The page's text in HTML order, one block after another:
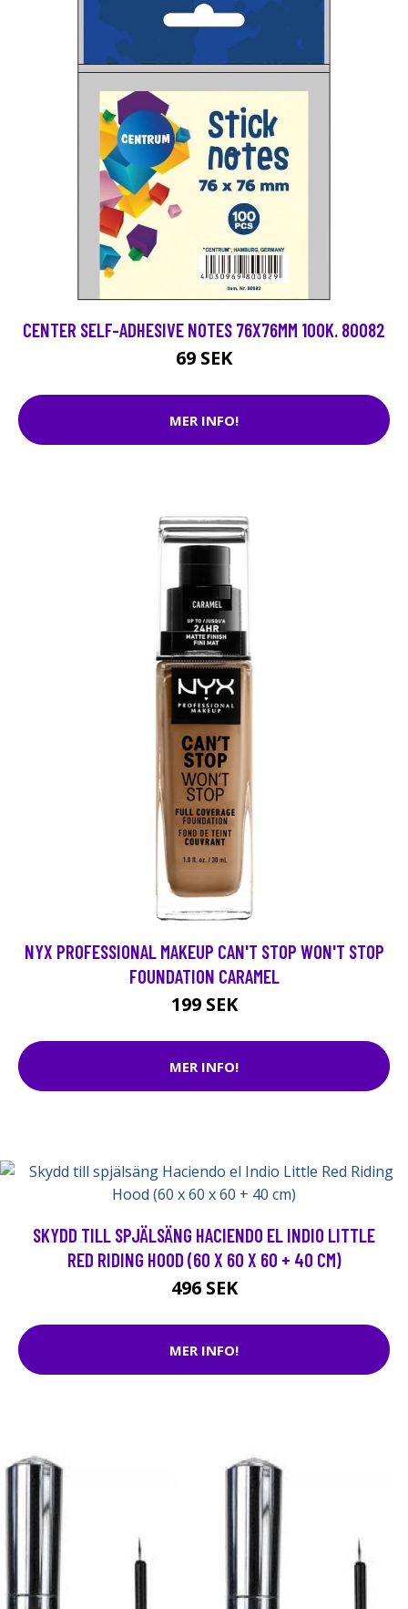
CENTER SELF-ADHESIVE NOTES 76X76MM 100K. 80082
69 SEK
MER INFO!
NYX PROFESSIONAL MAKEUP CAN'T STOP WON'T STOP
FOUNDATION CARAMEL
199 SEK
MER INFO!
SKYDD TILL SPJÄLSÄNG HACIENDO EL INDIO LITTLE
RED RIDING HOOD (60 X 60 X 60 + 40 CM)
496 SEK
MER INFO!